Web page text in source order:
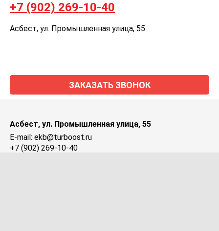
+7 (902) 269-10-40
Асбест, ул. Промышленная улица, 55
ЗАКАЗАТЬ ЗВОНОК
Асбест, ул. Промышленная улица, 55
E-mail: ekb@turboost.ru
+7 (902) 269-10-40